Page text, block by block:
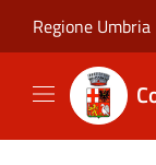
Regione Umbria